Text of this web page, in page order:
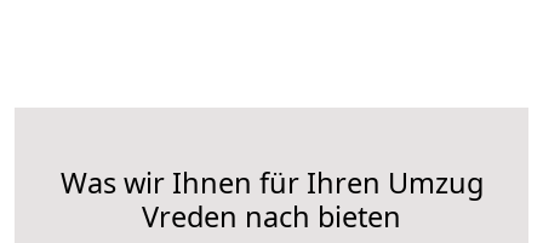
Was wir Ihnen für Ihren Umzug
Vreden nach bieten